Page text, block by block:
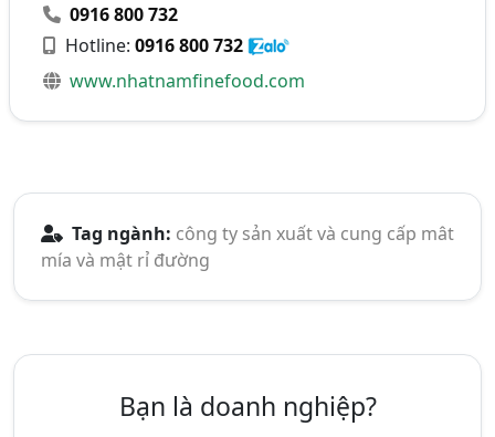
0916 800 732
Hotline:0916 800 732
www.nhatnamfinefood.com
Tag ngành: công ty sản xuất và cung cấp mât
mía và mật rỉ đường
Bạn là doanh nghiệp?